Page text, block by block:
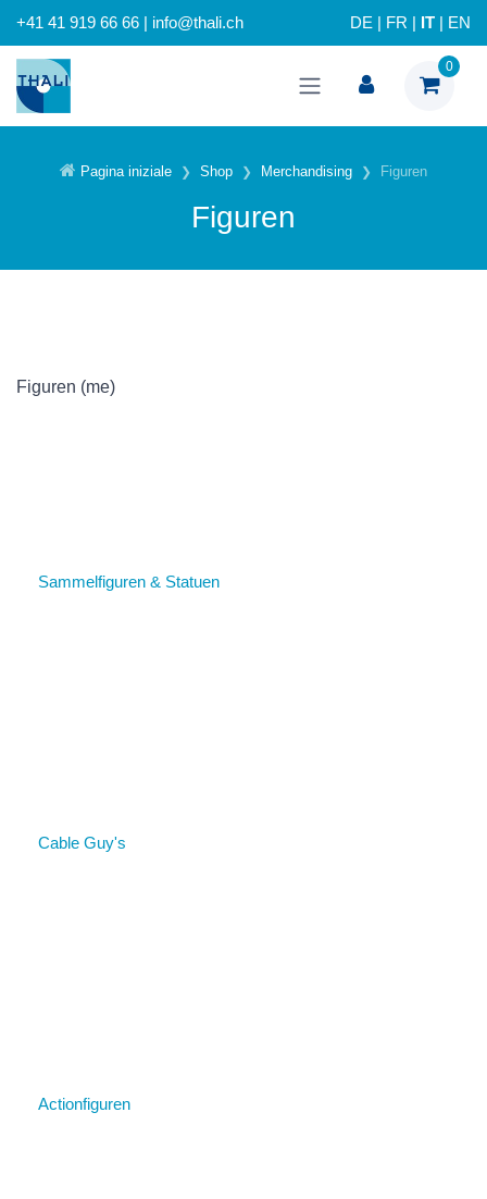
+41 41 919 66 66 | info@thali.ch DE FR IT EN
0
Pagina iniziale Shop Merchandising Figuren
Figuren
Figuren (me)
Sammelfiguren & Statuen
Cable Guy's
Actionfiguren